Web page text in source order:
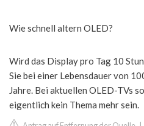
Wie schnell altern OLED?
Wird das Display pro Tag 10
Sie bei einer Lebensdauer von
Jahre. Bei aktuellen OLED-TVs
eigentlich kein Thema mehr sein.